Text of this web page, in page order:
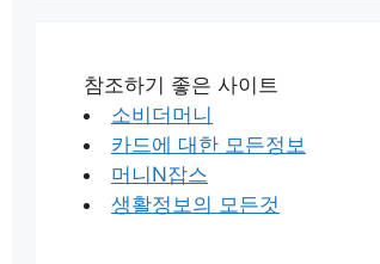
참조하기 좋은 사이트
소비더머니
카드에 대한 모든정보
머니N잡스
생활정보의 모든것